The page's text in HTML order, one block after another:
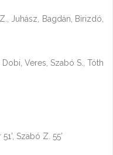
Juhász, Bagdán, Birizdó,
Veres, Szabó S., Tóth
Szabó Z. 55’